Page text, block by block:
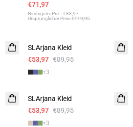
€71,97
Niedrigster Pre
€83,97
Ursprünglicher Preis:€119,95
SLArjana Kleid
€53,97 €89,95
+3
SLArjana Kleid
€53,97 €89,95
+3